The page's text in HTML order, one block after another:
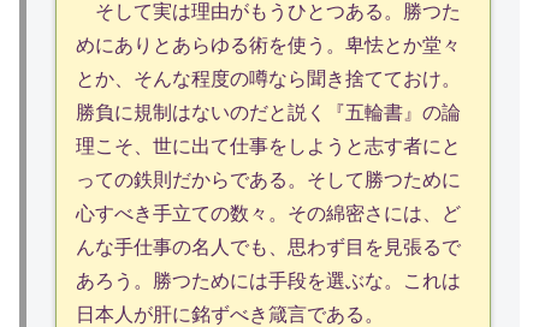
そして実は理由がもうひとつある。勝つた
めにありとあらゆる術を使う。卑怯とか堂々
とか、そんな程度の噂なら聞き捨てておけ。
勝負に規制はないのだと説く『五輪書』の論
理こそ、世に出て仕事をしようと志す者にと
っての鉄則だからである。そして勝つために
心すべき手立ての数々。その綿密さには、ど
んな手仕事の名人でも、思わず目を見張るで
あろう。勝つためには手段を選ぶな。これは
日本人が肝に銘ずべき箴言である。